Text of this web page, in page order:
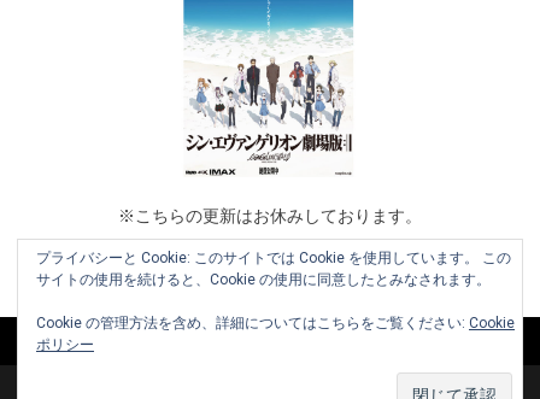
※こちらの更新はお休みしております。
Copyright © 2010-2026 www.cinemaniera.com All Rights Reserved.|
プライバシーと Cookie: このサイトでは Cookie を使用しています。 この
サイトの使用を続けると、Cookie の使用に同意したとみなされます。
Cookie の管理方法を含め、詳細についてはこちらをご覧ください: Cookie
ポリシー